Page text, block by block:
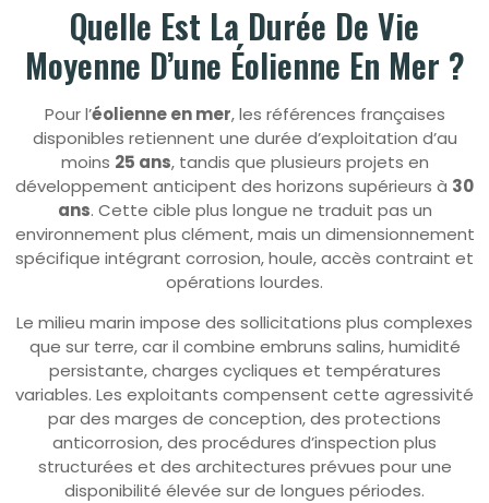
Quelle Est La Durée De Vie
Moyenne D’une Éolienne En Mer ?
Pour l’éolienne en mer, les références françaises
disponibles retiennent une durée d’exploitation d’au
moins 25 ans, tandis que plusieurs projets en
développement anticipent des horizons supérieurs à 30
ans. Cette cible plus longue ne traduit pas un
environnement plus clément, mais un dimensionnement
spécifique intégrant corrosion, houle, accès contraint et
opérations lourdes.
Le milieu marin impose des sollicitations plus complexes
que sur terre, car il combine embruns salins, humidité
persistante, charges cycliques et températures
variables. Les exploitants compensent cette agressivité
par des marges de conception, des protections
anticorrosion, des procédures d’inspection plus
structurées et des architectures prévues pour une
disponibilité élevée sur de longues périodes.